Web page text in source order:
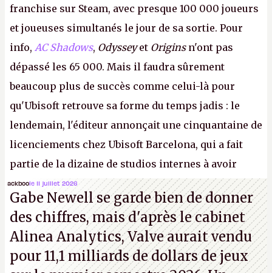
franchise sur Steam, avec presque 100 000 joueurs
et joueuses simultanés le jour de sa sortie. Pour
info, AC Shadows, Odysseyet Originsn'ont pas
dépassé les 65 000. Mais il faudra sûrement
beaucoup plus de succès comme celui-là pour
qu'Ubisoft retrouve sa forme du temps jadis : le
lendemain, l'éditeur annonçait une cinquantaine de
licenciements chez Ubisoft Barcelona, qui a fait
partie de la dizaine de studios internes à avoir
travaillé sur cetAssassin's Creedsous la direction
d'Ubisoft Singapour.A.
ackboole 11 juillet 2026
Gabe Newell se garde bien de donner
des chiffres, mais d'après le cabinet
Alinea Analytics, Valve aurait vendu
pour 11,1 milliards de dollars de jeux